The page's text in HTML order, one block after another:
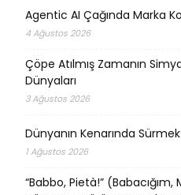
Agentic AI Çağında Marka
4 Ağustos 2026
Çöpe Atılmış Zamanın
Dünyaları
3 Ağustos 2026
Dünyanın Kenarında
1 Ağustos 2026
“Babbo, Pietà!”